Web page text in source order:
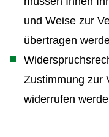
und Weise zur
übertragen
Zustimmung zur
widerrufen